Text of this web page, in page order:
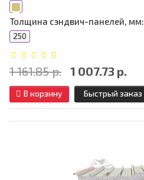
Толщина сэндвич-панелей, мм:
250
1 161.85 р. 1 007.73 р.
В корзину Быстрый заказ